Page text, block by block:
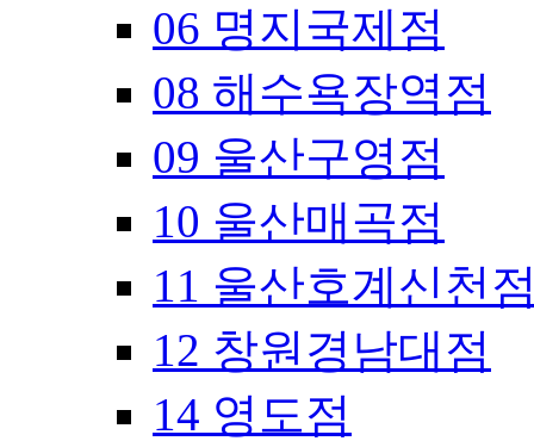
06 명지국제점
08 해수욕장역점
09 울산구영점
10 울산매곡점
11 울산호계신천
12 창원경남대점
14 영도점